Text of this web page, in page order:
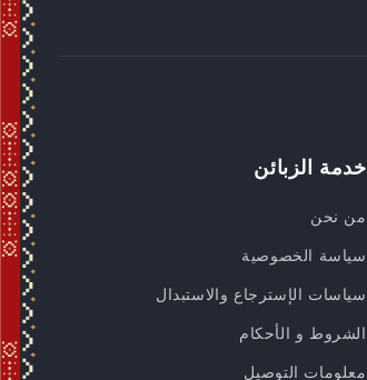
خدمة الزبائن
من نحن
سياسة الخصوصية
سياسات الإسترجاع والاستبدال
الشروط و الأحكام
معلومات التوصيل